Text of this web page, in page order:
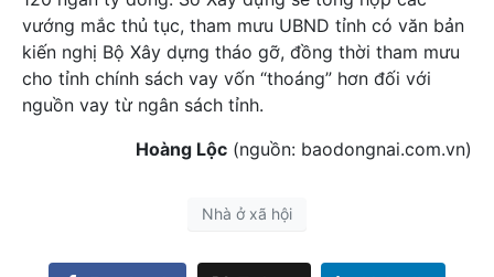
vướng mắc thủ tục, tham mưu UBND tỉnh có văn bản
kiến nghị Bộ Xây dựng tháo gỡ, đồng thời tham mưu
cho tỉnh chính sách vay vốn “thoáng” hơn đối với
nguồn vay từ ngân sách tỉnh.
Hoàng Lộc (nguồn: baodongnai.com.vn)
Nhà ở xã hội